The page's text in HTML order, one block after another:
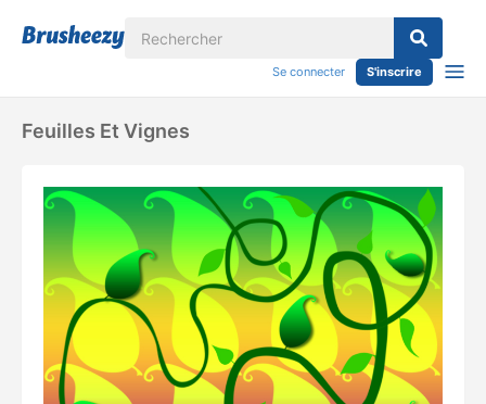
Se connecter S'inscrire
Feuilles Et Vignes